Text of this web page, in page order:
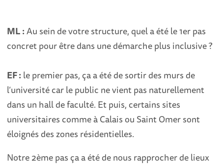
ML :Au sein de votre structure, quel a été le 1er pas
concret pour être dans une démarche plus inclusive ?
EF : le premier pas, ça a été de sortir des murs de
l’université car le public ne vient pas naturellement
dans un hall de faculté. Et puis, certains sites
universitaires comme à Calais ou Saint Omer sont
éloignés des zones résidentielles.
Notre 2ème pas ça a été de nous rapprocher de lieux